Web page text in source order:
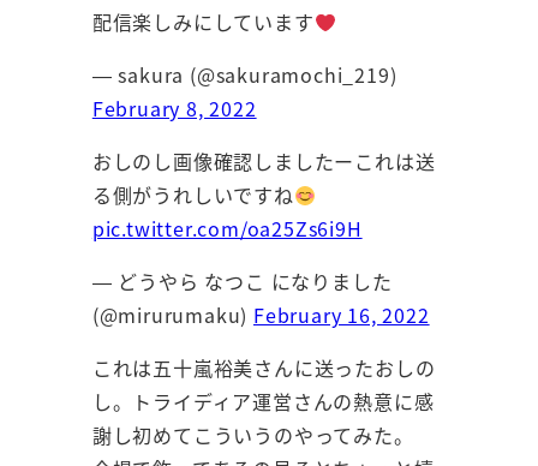
配信楽しみにしています
— sakura (@sakuramochi_219)
February 8, 2022
おしのし画像確認しましたーこれは送
る側がうれしいですね
pic.twitter.com/oa25Zs6i9H
— どうやら なつこ になりました
(@mirurumaku) February 16, 2022
これは五十嵐裕美さんに送ったおしの
し。トライディア運営さんの熱意に感
謝し初めてこういうのやってみた。